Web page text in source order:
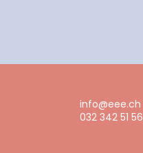
info@eee.ch
032 342 51 56